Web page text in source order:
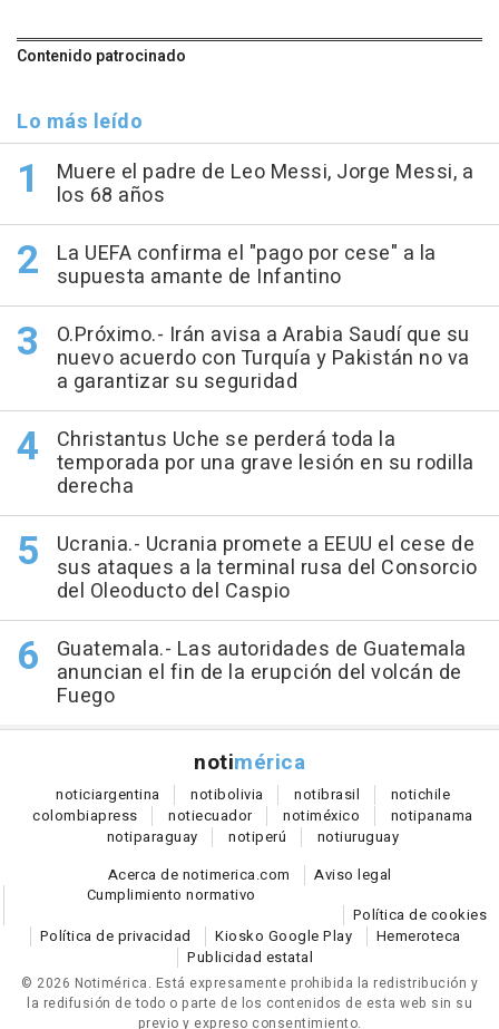
Contenido patrocinado
Lo más leído
Muere el padre de Leo Messi, Jorge Messi, a
los 68 años
La UEFA confirma el "pago por cese" a la
supuesta amante de Infantino
O.Próximo.- Irán avisa a Arabia Saudí que su
nuevo acuerdo con Turquía y Pakistán no va
a garantizar su seguridad
Christantus Uche se perderá toda la
temporada por una grave lesión en su rodilla
derecha
Ucrania.- Ucrania promete a EEUU el cese de
sus ataques a la terminal rusa del Consorcio
del Oleoducto del Caspio
Guatemala.- Las autoridades de Guatemala
anuncian el fin de la erupción del volcán de
Fuego
notimérica
noticiargentina notibolivia notibrasil notichile
colombiapress notiecuador notiméxico notipanama
notiparaguay notiperú notiuruguay
Acerca de notimerica.com
Aviso legal
Cumplimiento normativo
Política de cookies
Política de privacidad
Kiosko Google Play
Hemeroteca
Publicidad estatal
© 2026 Notimérica. Está expresamente prohibida la redistribución y
la redifusión de todo o parte de los contenidos de esta web sin su
previo y expreso consentimiento.